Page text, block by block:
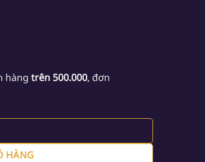
hàng trên 500.000, đơn
25 que số lượng
HÀNG